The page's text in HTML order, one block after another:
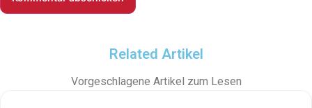
Related Artikel
Vorgeschlagene Artikel zum Lesen